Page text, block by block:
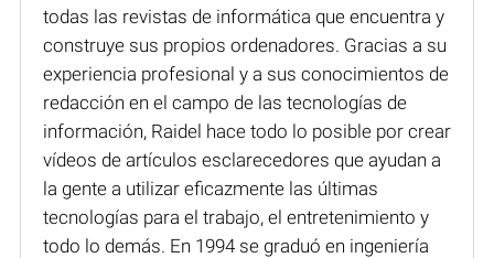
todas las revistas de informática que encuentra y
construye sus propios ordenadores. Gracias a su
experiencia profesional y a sus conocimientos de
redacción en el campo de las tecnologías de
información, Raidel hace todo lo posible por crear
vídeos de artículos esclarecedores que ayudan a
la gente a utilizar eficazmente las últimas
tecnologías para el trabajo, el entretenimiento y
todo lo demás. En 1994 se graduó en ingeniería